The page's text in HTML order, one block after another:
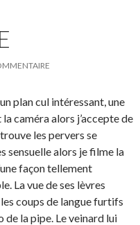
plan cul intéressant, une
caméra alors j’accepte de
les pervers se
sensuelle alors je filme la
façon tellement
La vue de ses lèvres
coups de langue furtifs
de la pipe. Le veinard lui